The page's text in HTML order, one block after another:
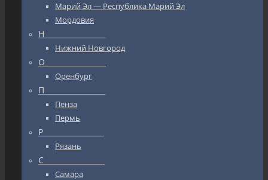
Марий Эл — Республика Марий Эл
Мордовия
Н_________________
Нижний Новгород
О_________________
Оренбург
П_________________
Пенза
Пермь
Р_________________
Рязань
С_________________
Самара